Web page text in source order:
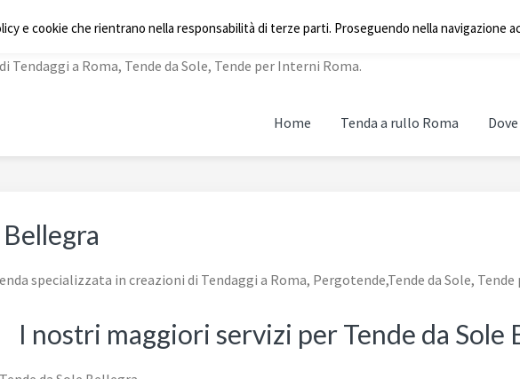
ROMA
Tendaggi a Roma, Tende da Sole, Tende per Interni Roma.
Home Tenda a rullo Roma
specializzata in creazioni di Tendaggi a Roma, Pergotende,Tende da Sole,
I nostri maggiori servizi per Tende da Sole
e cookie che rientrano nella responsabilità di terze parti. Proseguendo nella navigazione